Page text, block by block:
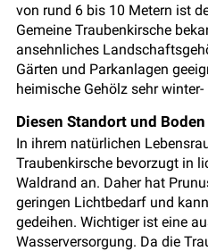
von rund 6 bis 10 Metern ist
Gemeine Traubenkirsche
ansehnliches
Gärten und Parkanlagen
heimische Gehölz sehr
Diesen Standort und
In ihrem natürlichen
Traubenkirsche bevorzugt in
Waldrand an. Daher hat
geringen Lichtbedarf und
gedeihen. Wichtiger ist eine
Wasserversorgung. Da die